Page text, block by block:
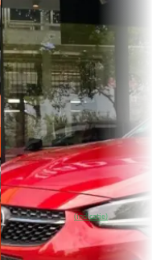
€ 19.950
v.a. € 423/mnd
Scherp geprijsd
2020 · 19.653 km ·
Automaat
Autobedrijf Jaap De Vries
Gorredijk
~86% SoH(indicatie)Bekijk
aanbieding →